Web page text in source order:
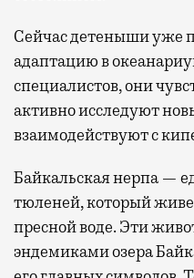
Сейчас детеныши уже
адаптацию в
специалистов, они
активно исследуют
взаимодействуют с
Байкальская нерпа —
тюленей, который
пресной воде. Эти
эндемиками озера